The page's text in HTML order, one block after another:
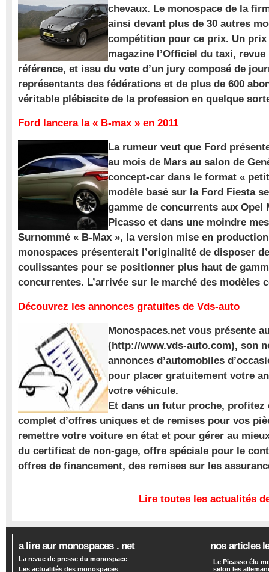
chevaux. Le monospace de la
ainsi devant plus de 30 autres
compétition pour ce prix. Un
magazine l’Officiel du taxi,
référence, et issu du vote d’un jury composé de
représentants des fédérations et de plus de 600
véritable plébiscite de la profession en quelque
Ford lancera la « B-max » en 2011
La rumeur veut que Ford
au mois de Mars au salon de
concept-car dans le format «
modèle basé sur la Ford Fiesta
gamme de concurrents aux Opel
Picasso et dans une moindre
Surnommé « B-Max », la version mise en
monospaces présenterait l’originalité de disposer
coulissantes pour se positionner plus haut de
concurrentes. L’arrivée sur le marché des modèles
Découvrez les annonces gratuites de Vds-auto
Monospaces.net vous présente
(http://www.vds-auto.com), son
annonces d’automobiles
pour placer gratuitement votre
votre véhicule.
Et dans un futur proche, profitez
complet d’offres uniques et de remises pour vos
remettre votre voiture en état et pour gérer au
du certificat de non-gage, offre spéciale pour le
offres de financement, des remises sur les
Lire toutes les actualités
a lire sur monospaces . net
La revue de presse du monospace
Les actualités des monospaces
nos articles
Le Picasso élu
selon les